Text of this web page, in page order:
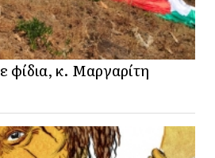
φίδια, κ. Μαργαρίτη